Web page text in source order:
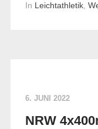
In Leichtathletik,
6. JUNI 2022
NRW